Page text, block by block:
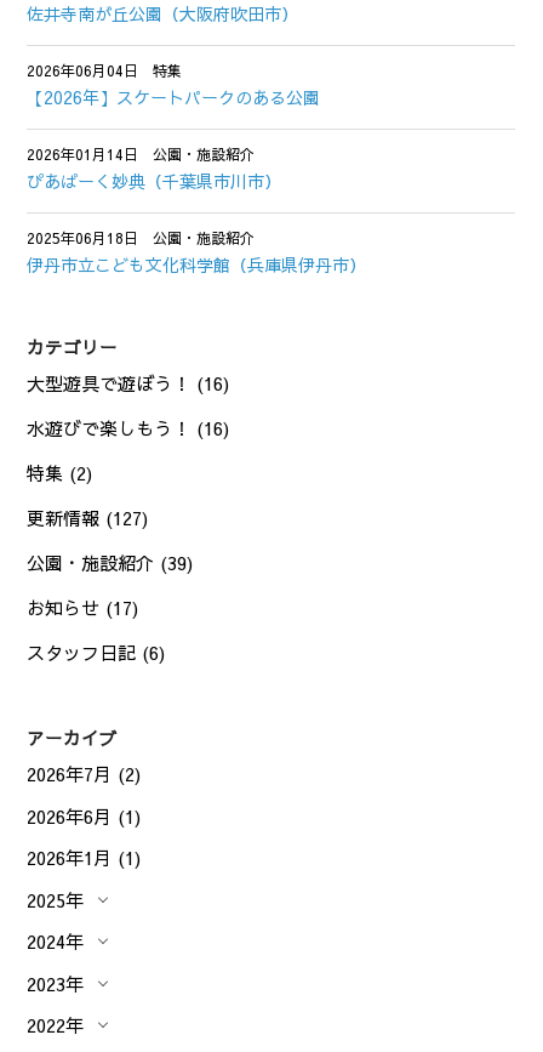
佐井寺南が丘公園（大阪府吹田市）
2026年06月04日 特集
【2026年】スケートパークのある公園
2026年01月14日 公園・施設紹介
ぴあぱーく妙典（千葉県市川市）
2025年06月18日 公園・施設紹介
伊丹市立こども文化科学館（兵庫県伊丹市）
カテゴリー
大型遊具で遊ぼう！ (16)
水遊びで楽しもう！ (16)
特集 (2)
更新情報 (127)
公園・施設紹介 (39)
お知らせ (17)
スタッフ日記 (6)
アーカイブ
2026年7月 (2)
2026年6月 (1)
2026年1月 (1)
2025年
2024年
2023年
2022年